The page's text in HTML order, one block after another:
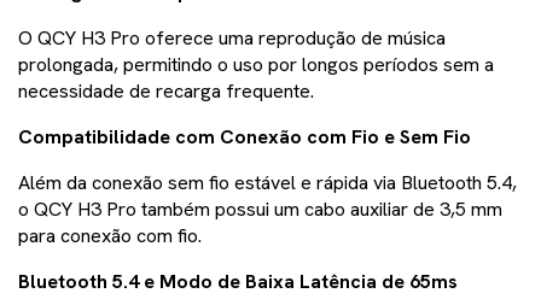
O QCY H3 Pro oferece uma reprodução de música
prolongada, permitindo o uso por longos períodos sem a
necessidade de recarga frequente.
Compatibilidade com Conexão com Fio e Sem Fio
Além da conexão sem fio estável e rápida via Bluetooth 5.4,
o QCY H3 Pro também possui um cabo auxiliar de 3,5 mm
para conexão com fio.
Bluetooth 5.4 e Modo de Baixa Latência de 65ms